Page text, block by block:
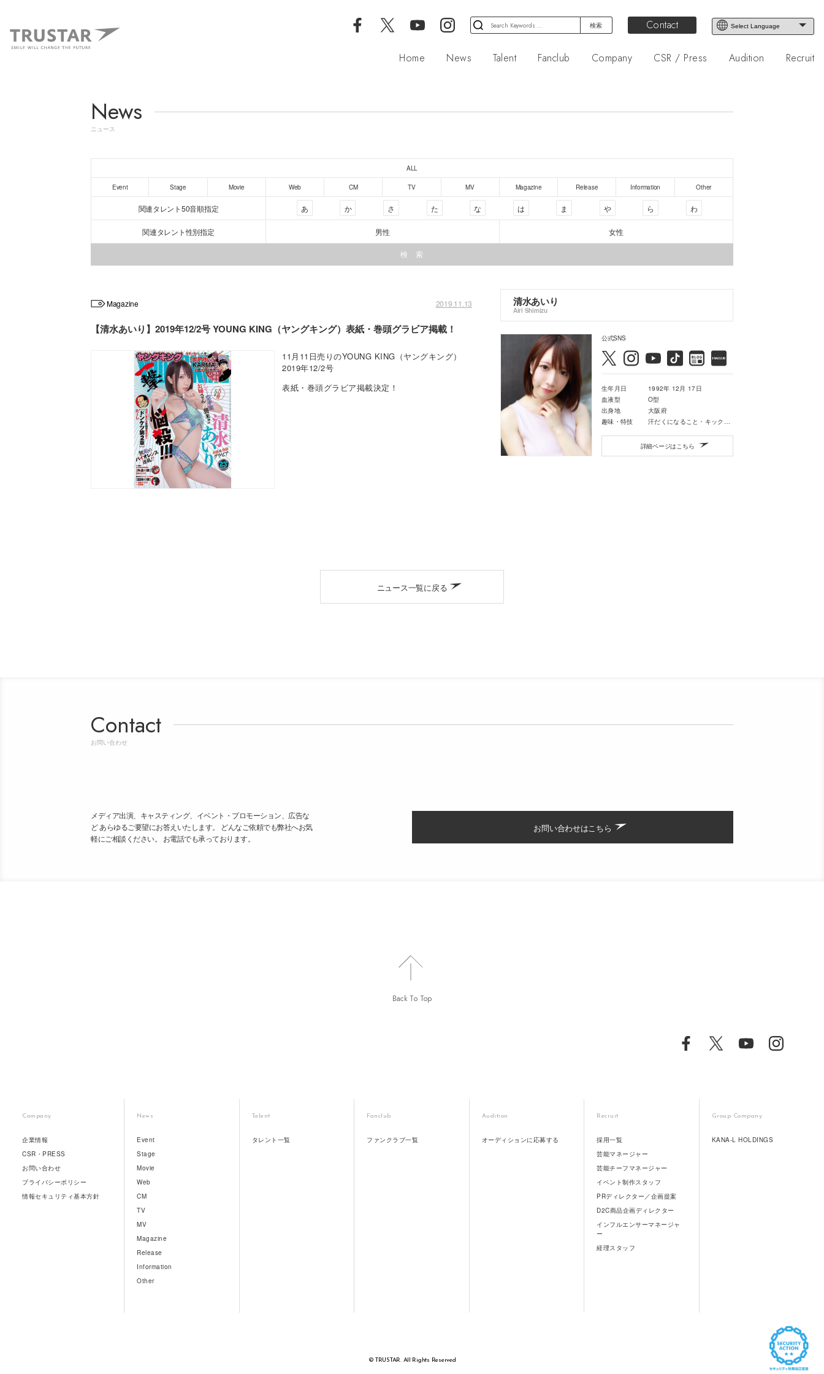
検
索
象:
Contact
Home News Talent Fanclub Company CSR / Press Audition Recruit
News
ニュース
ALL
Event Stage Movie Web CM TV MV Magazine Release Information Other
関連タレント50音順指定 あ か さ た な は ま や ら わ
関連タレント性別指定 男性 女性
Magazine 2019.11.13
【清水あいり】2019年12/2号 YOUNG KING（ヤングキング）表紙・巻頭グラビア掲載！
11月11日売りのYOUNG KING（ヤングキング）
2019年12/2号
表紙・巻頭グラビア掲載決定！
清水あいり
Airi Shimizu
公式SNS
生年月日
1992年 12月 17日
血液型
O型
出身地
大阪府
趣味・特技
汗だくになること・キックボクシング・映画鑑賞・音楽鑑賞
詳細ページはこちら
ニュース一覧に戻る
Contact
お問い合わせ
メディア出演、キャスティング、イベント・プロモーション、広告な
ど あらゆるご要望にお答えいたします。 どんなご依頼でも弊社へお気
軽にご相談ください。 お電話でも承っております。
お問い合わせはこちら
Back To Top
Company
企業情報
CSR・PRESS
お問い合わせ
プライバシーポリシー
情報セキュリティ基本方針
News
Event
Stage
Movie
Web
CM
TV
MV
Magazine
Release
Information
Other
Talent
タレント一覧
Fanclub
ファンクラブ一覧
Audition
オーディションに応募する
Recruit
採用一覧
芸能マネージャー
芸能チーフマネージャー
イベント制作スタッフ
PRディレクター／企画提案
D2C商品企画ディレクター
インフルエンサーマネージャ
ー
経理スタッフ
Group Company
KANA-L HOLDINGS
© TRUSTAR. All Rights Reserved